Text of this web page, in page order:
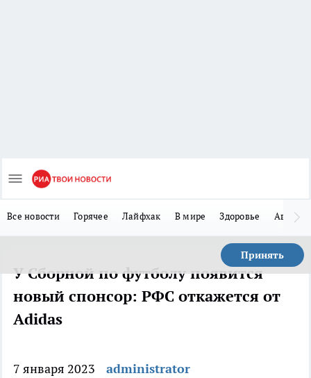
Все новости Горячее Лайфхак В мире Здоровье Авто
Принять
У Сборной по футболу появится
новый спонсор: РФС откажется от
Adidas
7 января 2023 administrator